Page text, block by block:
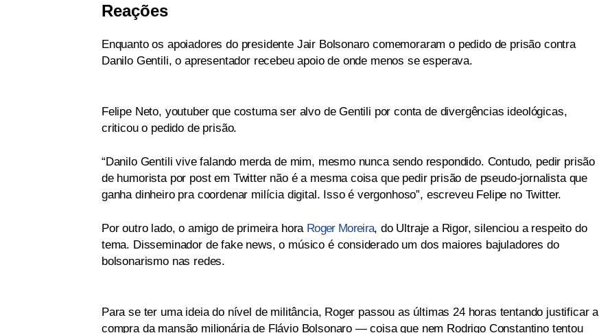
Reações
Enquanto os apoiadores do presidente Jair Bolsonaro comemoraram o pedido de prisão contra
Danilo Gentili, o apresentador recebeu apoio de onde menos se esperava.
Felipe Neto, youtuber que costuma ser alvo de Gentili por conta de divergências ideológicas,
criticou o pedido de prisão.
“Danilo Gentili vive falando merda de mim, mesmo nunca sendo respondido. Contudo, pedir prisão
de humorista por post em Twitter não é a mesma coisa que pedir prisão de pseudo-jornalista que
ganha dinheiro pra coordenar milícia digital. Isso é vergonhoso”, escreveu Felipe no Twitter.
Por outro lado, o amigo de primeira hora Roger Moreira, do Ultraje a Rigor, silenciou a respeito do
tema. Disseminador de fake news, o músico é considerado um dos maiores bajuladores do
bolsonarismo nas redes.
Para se ter uma ideia do nível de militância, Roger passou as últimas 24 horas tentando justificar a
compra da mansão milionária de Flávio Bolsonaro — coisa que nem Rodrigo Constantino tentou